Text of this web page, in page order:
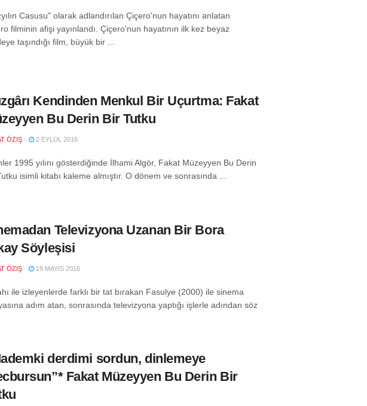
Casusu" olarak adlandırılan Çiçero'nun hayatını anlatan
filminin afişi yayınlandı. Çiçero'nun hayatının ilk kez beyaz
taşındığı film, büyük bir ...
Kendinden Menkul Bir Uçurtma: Fakat
Bu Derin Bir Tutku
ÖZIŞ 2 EYLÜL 2016
1995 yılını gösterdiğinde İlhami Algör, Fakat Müzeyyen Bu Derin
isimli kitabı kaleme almıştır. O dönem ve sonrasında ...
Televizyona Uzanan Bir Bora
Söyleşisi
ÖZIŞ 19 MAYIS 2016
ile izleyenlerde farklı bir tat bırakan Fasulye (2000) ile sinema
adım atan, sonrasında televizyona yaptığı işlerle adından söz
derdimi sordun, dinlemeye
Fakat Müzeyyen Bu Derin Bir